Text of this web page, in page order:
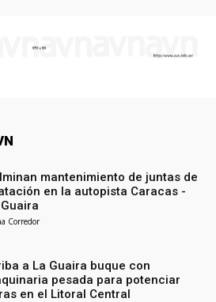
mantenimiento de juntas de
en la autopista Caracas -
Corredor
a La Guaira buque con
pesada para potenciar
en el Litoral Central